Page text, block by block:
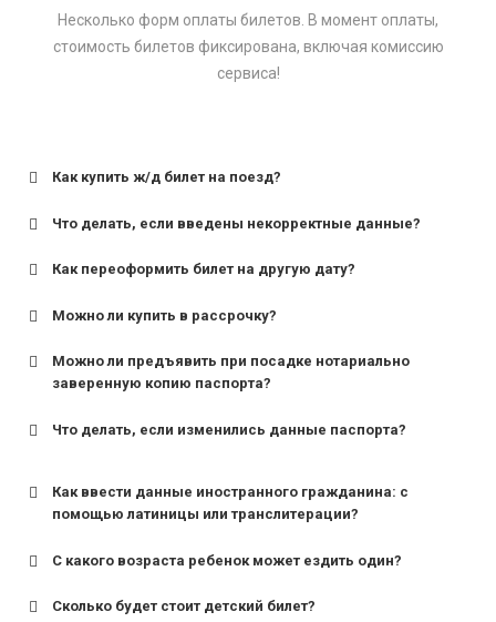
Несколько форм оплаты билетов. В момент оплаты,
стоимость билетов фиксирована, включая комиссию
сервиса!
Как купить ж/д билет на поезд?
Что делать, если введены некорректные данные?
Как переоформить билет на другую дату?
Можно ли купить в рассрочку?
Можно ли предъявить при посадке нотариально
заверенную копию паспорта?
Что делать, если изменились данные паспорта?
Как ввести данные иностранного гражданина: с
помощью латиницы или транслитерации?
С какого возраста ребенок может ездить один?
Сколько будет стоит детский билет?